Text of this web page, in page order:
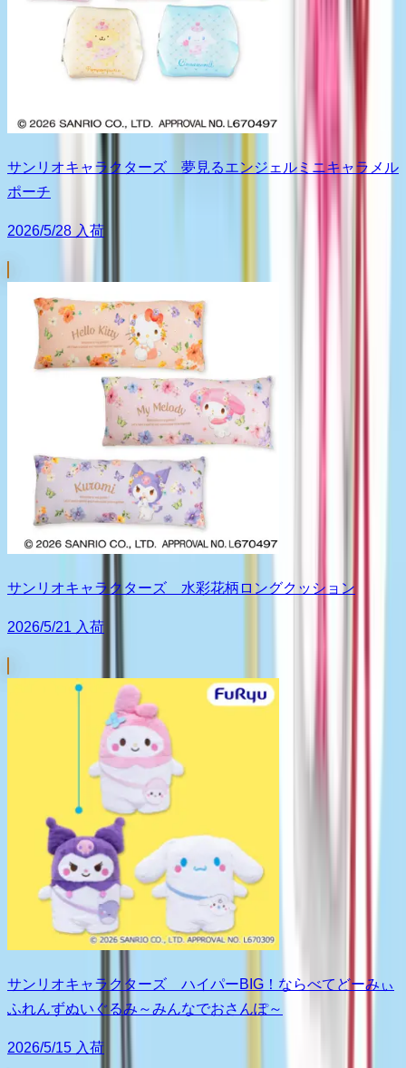
サンリオキャラクターズ 夢見るエンジェルミニキャラメル
ポーチ
2026/5/28 入荷
サンリオキャラクターズ 水彩花柄ロングクッション
2026/5/21 入荷
サンリオキャラクターズ ハイパーBIG！ならべてどーみぃ
ふれんずぬいぐるみ～みんなでおさんぽ～
2026/5/15 入荷